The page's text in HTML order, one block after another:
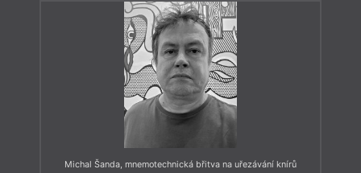
Michal Šanda, mnemotechnická břitva na uřezávání knírů